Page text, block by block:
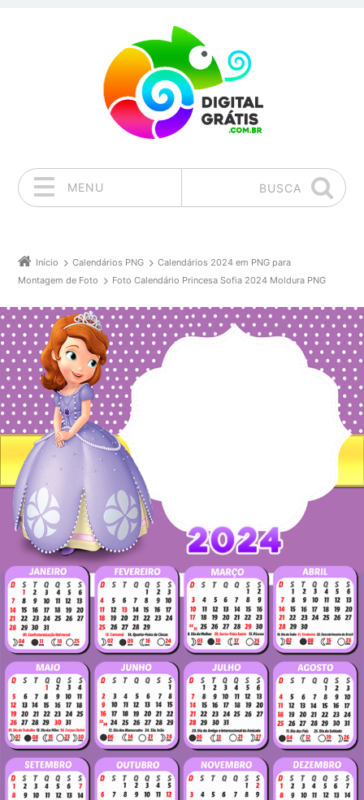
MENU BUSCA
Início Calendários PNG
Calendários 2024 em PNG para
Montagem de Foto
Foto Calendário Princesa Sofia 2024 Moldura PNG